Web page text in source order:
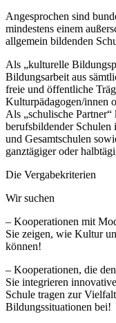
Angesprochen sind
mindestens einem
allgemein bildenden
Als „kulturelle
Bildungsarbeit aus
freie und öffentliche
Kulturpädagogen/innen
Als „schulische
berufsbildender
und Gesamtschulen
ganztägiger oder
Die Vergabekriterien
Wir suchen
– Kooperationen mit
Sie zeigen, wie Kultur
können!
– Kooperationen, die
Sie integrieren
Schule tragen zur
Bildungssituationen bei!